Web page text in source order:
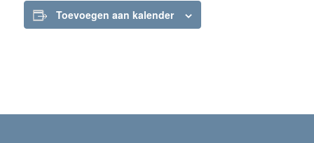
Toevoegen aan kalender